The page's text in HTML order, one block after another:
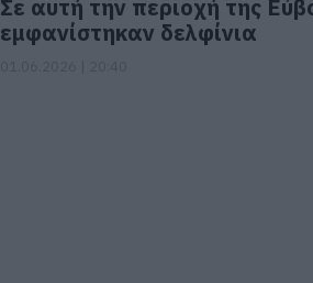
Σε αυτή την περιοχή της
εμφανίστηκαν δελφίνια